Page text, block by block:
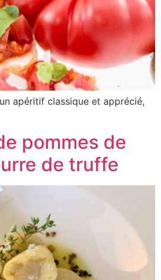
apéritif classique et apprécié,
pommes de
de truffe